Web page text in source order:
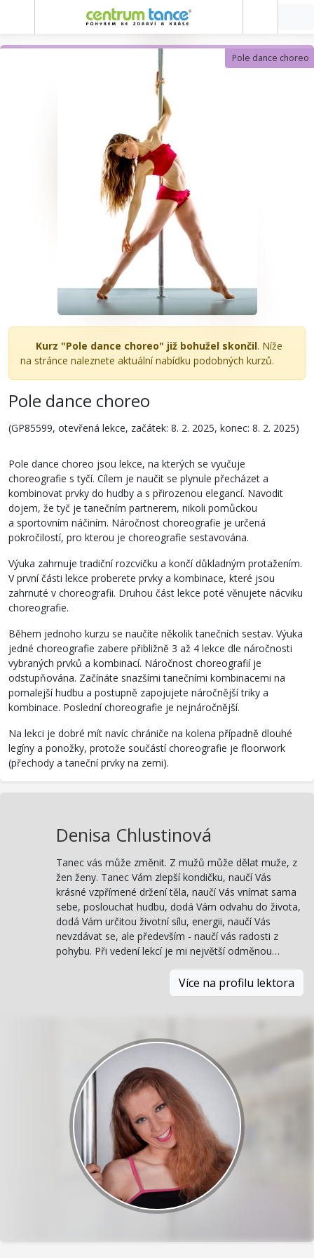
Pole dance choreo
Kurz "Pole dance choreo" již bohužel skončil. Níže
na stránce naleznete aktuální nabídku podobných kurzů.
Pole dance choreo
(GP85599, otevřená lekce, začátek: 8. 2. 2025, konec: 8. 2. 2025)
Pole dance choreo jsou lekce, na kterých se vyučuje
choreografie s tyčí. Cílem je naučit se plynule přecházet a
kombinovat prvky do hudby a s přirozenou elegancí. Navodit
dojem, že tyč je tanečním partnerem, nikoli pomůckou
a sportovním náčiním. Náročnost choreografie je určená
pokročilostí, pro kterou je choreografie sestavována.
Výuka zahrnuje tradiční rozcvičku a končí důkladným protažením.
V první části lekce proberete prvky a kombinace, které jsou
zahrnuté v choreografii. Druhou část lekce poté věnujete nácviku
choreografie.
Během jednoho kurzu se naučíte několik tanečních sestav. Výuka
jedné choreografie zabere přibližně 3 až 4 lekce dle náročnosti
vybraných prvků a kombinací. Náročnost choreografií je
odstupňována. Začínáte snazšími tanečními kombinacemi na
pomalejší hudbu a postupně zapojujete náročnější triky a
kombinace. Poslední choreografie je nejnáročnější.
Na lekci je dobré mít navíc chrániče na kolena případně dlouhé
legíny a ponožky, protože součástí choreografie je floorwork
(přechody a taneční prvky na zemi).
Denisa Chlustinová
Tanec vás může změnit. Z mužů může dělat muže, z
žen ženy. Tanec Vám zlepší kondičku, naučí Vás
krásné vzpřímené držení těla, naučí Vás vnímat sama
sebe, poslouchat hudbu, dodá Vám odvahu do života,
dodá Vám určitou životní sílu, energii, naučí Vás
nevzdávat se, ale především - naučí vás radosti z
pohybu. Při vedení lekcí je mi největší odměnou…
Více na profilu lektora